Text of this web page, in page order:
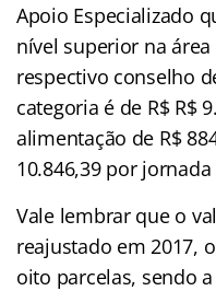
Apoio Especializado
nível superior na
respectivo conselho
categoria é de R$ R$
alimentação de R$
10.846,39 por
Vale lembrar que o
reajustado em 2017,
oito parcelas, sendo